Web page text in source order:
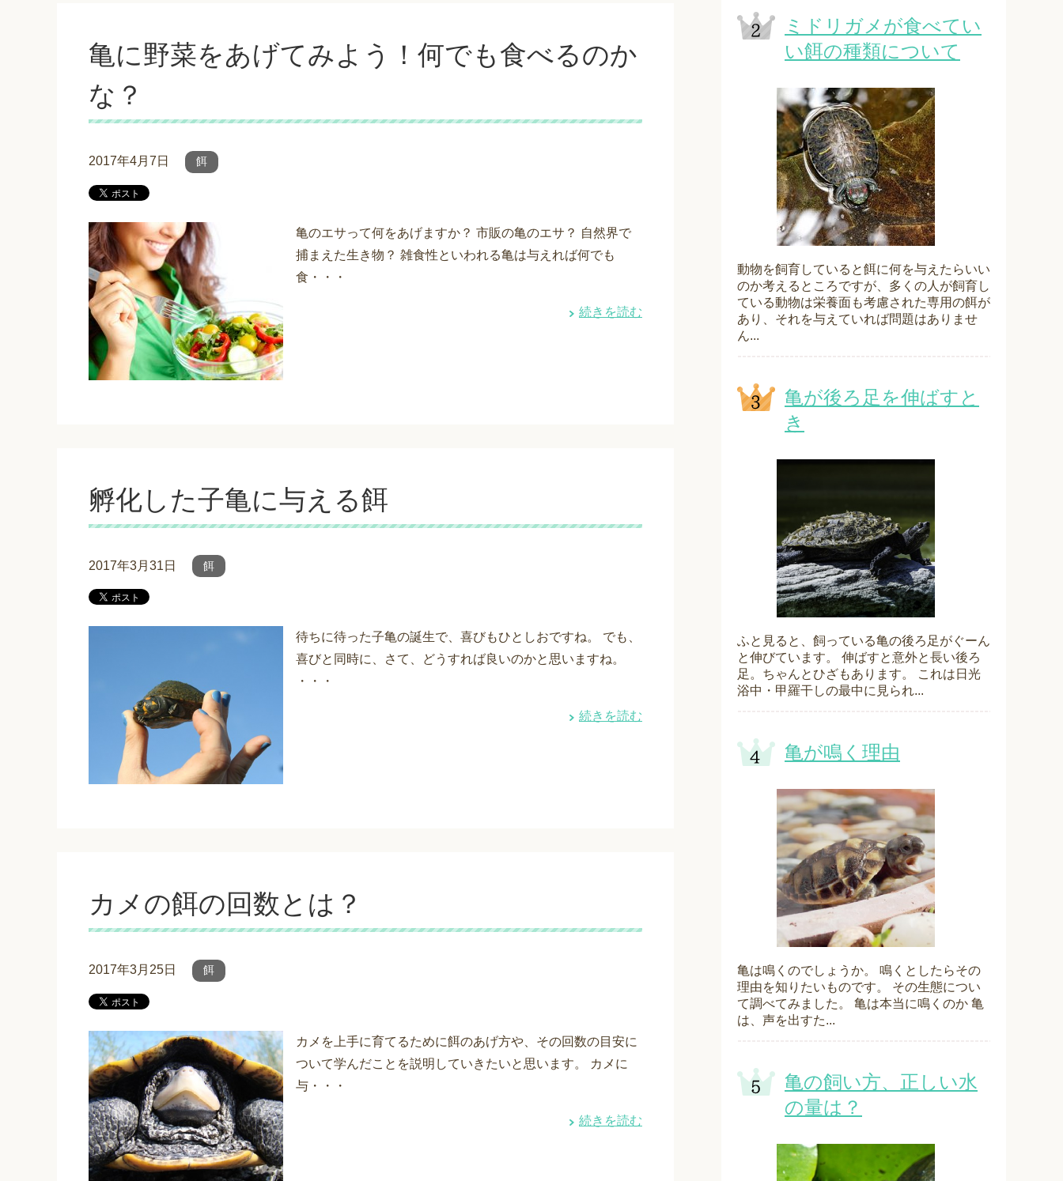
亀に野菜をあげてみよう！何でも食べるのか
な？
2017年4月7日 餌
亀のエサって何をあげますか？ 市販の亀のエサ？ 自然界で
捕まえた生き物？ 雑食性といわれる亀は与えれば何でも
食・・・
続きを読む
孵化した子亀に与える餌
2017年3月31日 餌
待ちに待った子亀の誕生で、喜びもひとしおですね。 でも、
喜びと同時に、さて、どうすれば良いのかと思いますね。
・・・
続きを読む
カメの餌の回数とは？
2017年3月25日 餌
カメを上手に育てるために餌のあげ方や、その回数の目安に
ついて学んだことを説明していきたいと思います。 カメに
与・・・
続きを読む
ミドリガメが食べてい
い餌の種類について
動物を飼育していると餌に何を与えたらいい
のか考えるところですが、多くの人が飼育し
ている動物は栄養面も考慮された専用の餌が
あり、それを与えていれば問題はありませ
ん...
亀が後ろ足を伸ばすと
き
ふと見ると、飼っている亀の後ろ足がぐーん
と伸びています。 伸ばすと意外と長い後ろ
足。ちゃんとひざもあります。 これは日光
浴中・甲羅干しの最中に見られ...
亀が鳴く理由
亀は鳴くのでしょうか。 鳴くとしたらその
理由を知りたいものです。 その生態につい
て調べてみました。 亀は本当に鳴くのか 亀
は、声を出すた...
亀の飼い方、正しい水
の量は？